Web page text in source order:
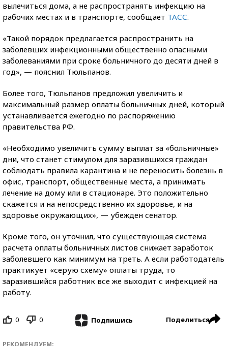
вылечиться дома, а не распространять инфекцию на
рабочих местах и в транспорте, сообщает ТАСС.
«Такой порядок предлагается распространить на
заболевших инфекционными общественно опасными
заболеваниями при сроке больничного до десяти дней в
год», — пояснил Тюльпанов.
Более того, Тюльпанов предложил увеличить и
максимальный размер оплаты больничных дней, который
устанавливается ежегодно по распоряжению
правительства РФ.
«Необходимо увеличить сумму выплат за «больничные»
дни, что станет стимулом для заразившихся граждан
соблюдать правила карантина и не переносить болезнь в
офис, транспорт, общественные места, а принимать
лечение на дому или в стационаре. Это положительно
скажется и на непосредственно их здоровье, и на
здоровье окружающих», — убежден сенатор.
Кроме того, он уточнил, что существующая система
расчета оплаты больничных листов снижает заработок
заболевшего как минимум на треть. А если работодатель
практикует «серую схему» оплаты труда, то
заразившийся работник все же выходит с инфекцией на
работу.
0 0 Подпишись Поделиться
РЕКОМЕНДУЕМ: